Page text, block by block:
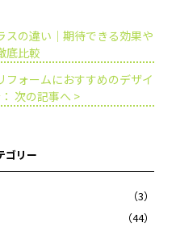
スの違い｜期待できる効果や
底比較
フォームにおすすめのデザイ
次の記事へ >
ゴリー
（3）
（44）